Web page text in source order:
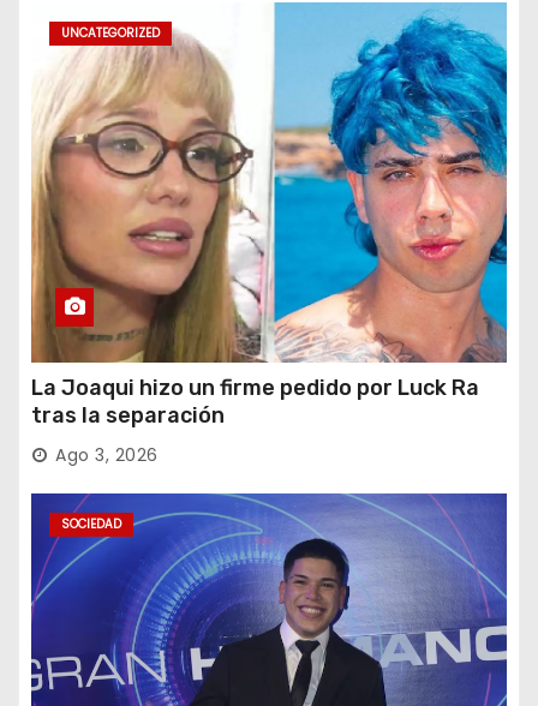
UNCATEGORIZED
La Joaqui hizo un firme pedido por Luck Ra
tras la separación
Ago 3, 2026
SOCIEDAD